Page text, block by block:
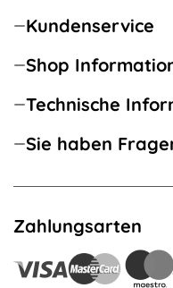
Kundenservice
Shop
Technische
Sie haben
Zahlungsarten